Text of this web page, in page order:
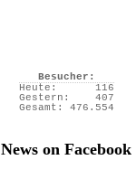
Besucher:
Heute:
116
Gestern:
407
Gesamt:
476.554
News on Facebook